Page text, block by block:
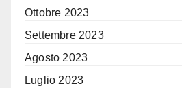
Ottobre 2023
Settembre 2023
Agosto 2023
Luglio 2023